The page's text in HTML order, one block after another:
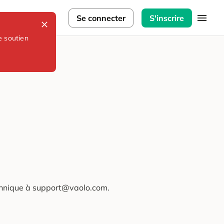
soutien
Se connecter S'inscrire
à support@vaolo.com.